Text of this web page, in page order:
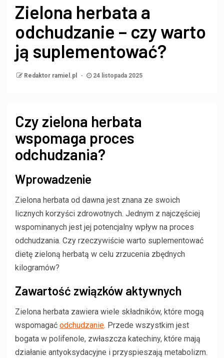
Zielona herbata a
odchudzanie – czy warto
ją suplementować?
Redaktor ramiel.pl 24 listopada 2025
Czy zielona herbata
wspomaga proces
odchudzania?
Wprowadzenie
Zielona herbata od dawna jest znana ze swoich
licznych korzyści zdrowotnych. Jednym z najczęściej
wspominanych jest jej potencjalny wpływ na proces
odchudzania. Czy rzeczywiście warto suplementować
dietę zieloną herbatą w celu zrzucenia zbędnych
kilogramów?
Zawartość związków aktywnych
Zielona herbata zawiera wiele składników, które mogą
wspomagać odchudzanie. Przede wszystkim jest
bogata w polifenole, zwłaszcza katechiny, które mają
działanie antyoksydacyjne i przyspieszają metabolizm.